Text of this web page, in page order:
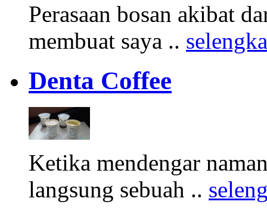
Perasaan bosan akibat
membuat saya ..
Denta Coffee
Ketika mendengar
langsung sebuah ..